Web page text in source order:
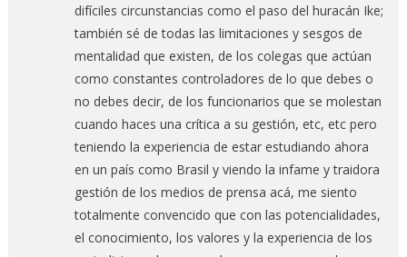
difíciles circunstancias como el paso del huracán Ike;
también sé de todas las limitaciones y sesgos de
mentalidad que existen, de los colegas que actúan
como constantes controladores de lo que debes o
no debes decir, de los funcionarios que se molestan
cuando haces una crítica a su gestión, etc, etc pero
teniendo la experiencia de estar estudiando ahora
en un país como Brasil y viendo la infame y traidora
gestión de los medios de prensa acá, me siento
totalmente convencido que con las potencialidades,
el conocimiento, los valores y la experiencia de los